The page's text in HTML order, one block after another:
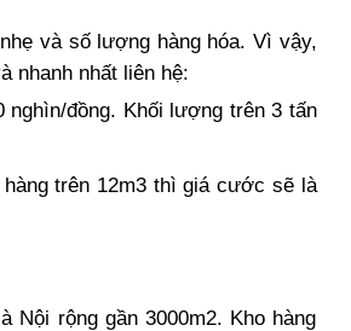
và số lượng hàng hóa. Vì vậy,
nhanh nhất liên hệ:
đồng. Khối lượng trên 3 tấn
trên 12m3 thì giá cước sẽ là
Nội rộng gần 3000m2. Kho hàng